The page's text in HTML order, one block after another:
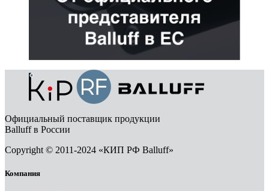
Официальный поставщик продукции
Balluff в России
Copyright © 2011-2024 «КИП РФ Balluff»
Компания